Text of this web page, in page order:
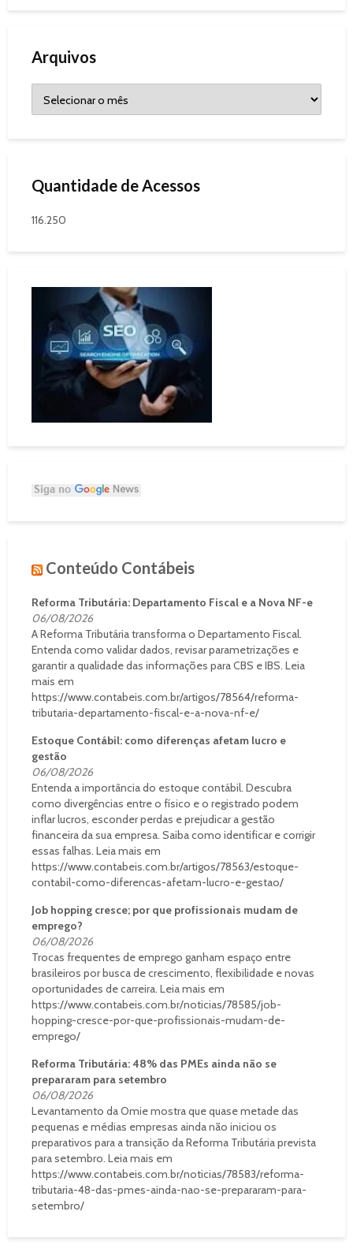
Arquivos
Quantidade de Acessos
116.250
Conteúdo Contábeis
Reforma Tributária: Departamento Fiscal e a Nova NF-e
06/08/2026
A Reforma Tributária transforma o Departamento Fiscal.
Entenda como validar dados, revisar parametrizações e
garantir a qualidade das informações para CBS e IBS. Leia
mais em
https://www.contabeis.com.br/artigos/78564/reforma-
tributaria-departamento-fiscal-e-a-nova-nf-e/
Estoque Contábil: como diferenças afetam lucro e
gestão
06/08/2026
Entenda a importância do estoque contábil. Descubra
como divergências entre o físico e o registrado podem
inflar lucros, esconder perdas e prejudicar a gestão
financeira da sua empresa. Saiba como identificar e corrigir
essas falhas. Leia mais em
https://www.contabeis.com.br/artigos/78563/estoque-
contabil-como-diferencas-afetam-lucro-e-gestao/
Job hopping cresce; por que profissionais mudam de
emprego?
06/08/2026
Trocas frequentes de emprego ganham espaço entre
brasileiros por busca de crescimento, flexibilidade e novas
oportunidades de carreira. Leia mais em
https://www.contabeis.com.br/noticias/78585/job-
hopping-cresce-por-que-profissionais-mudam-de-
emprego/
Reforma Tributária: 48% das PMEs ainda não se
prepararam para setembro
06/08/2026
Levantamento da Omie mostra que quase metade das
pequenas e médias empresas ainda não iniciou os
preparativos para a transição da Reforma Tributária prevista
para setembro. Leia mais em
https://www.contabeis.com.br/noticias/78583/reforma-
tributaria-48-das-pmes-ainda-nao-se-prepararam-para-
setembro/